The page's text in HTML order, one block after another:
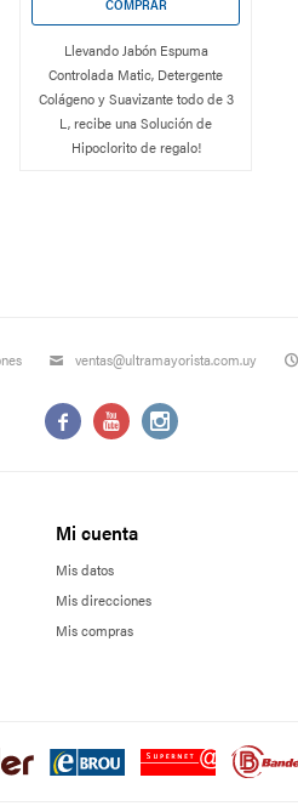
Llevando Jabón Espuma
Controlada Matic, Detergente
Colágeno y Suavizante todo de 3
L, recibe una Solución de
Hipoclorito de regalo!
ventas@ultramayorista.com.uy
  
Mi cuenta
Mis datos
Mis direcciones
Mis compras